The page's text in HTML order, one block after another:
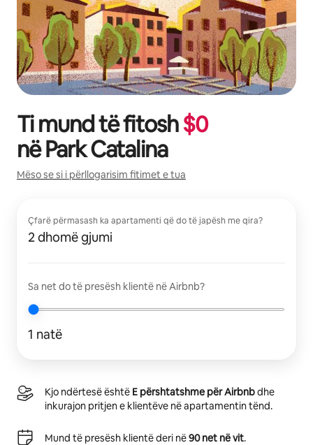
Ti mund të fitosh$0
nëPark Catalina
Mëso se si i përllogarisim fitimet e tua
Çfarë përmasash ka apartamenti që do të japësh me qira?
2 dhomë gjumi
Sa net do të presësh klientë në Airbnb?
1 natë
Kjo ndërtesë është E përshtatshme për Airbnbdhe
inkurajon pritjen e klientëve në apartamentin tënd.
Mund të presësh klientë deri në90 net në vit.